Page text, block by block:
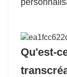
Qu'est-